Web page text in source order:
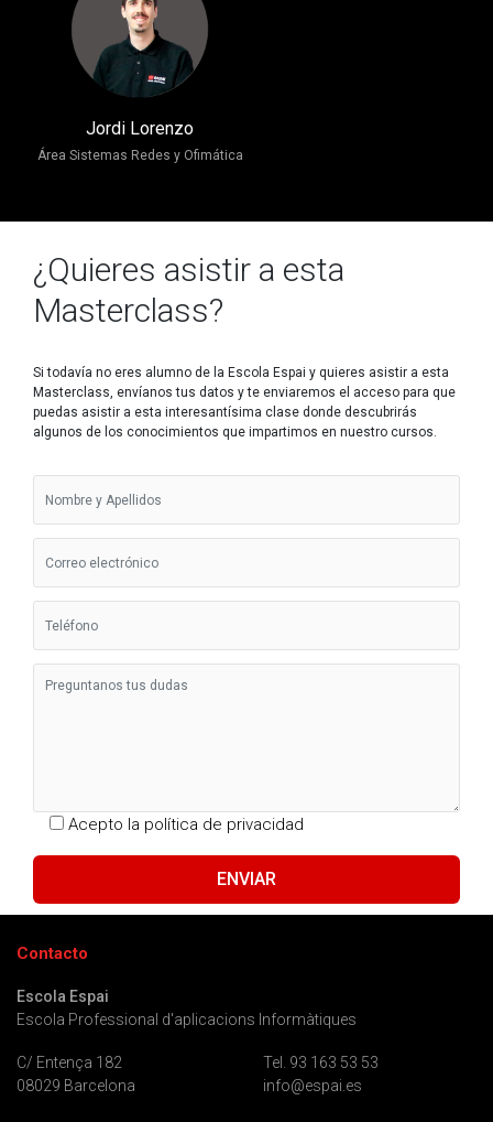
Jordi Lorenzo
Área Sistemas Redes y Ofimática
¿Quieres asistir a esta
Masterclass?
Si todavía no eres alumno de la Escola Espai y quieres asistir a esta
Masterclass, envíanos tus datos y te enviaremos el acceso para que
puedas asistir a esta interesantísima clase donde descubrirás
algunos de los conocimientos que impartimos en nuestro cursos.
Acepto la política de privacidad
Contacto
Escola Espai
Escola Professional d'aplicacions Informàtiques
C/ Entença 182
08029 Barcelona
Tel. 93 163 53 53
info@espai.es